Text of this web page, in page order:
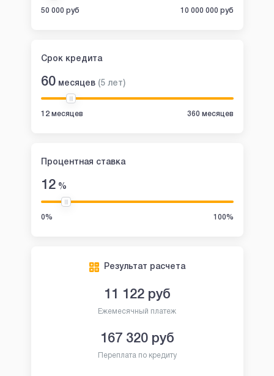
50 000 руб 10 000 000 руб
Срок кредита
60 месяцев (5 лет)
12 месяцев 360 месяцев
Процентная ставка
12%
0% 100%
Результат расчета
11 122руб
Ежемесячный платеж
167 320руб
Переплата по кредиту